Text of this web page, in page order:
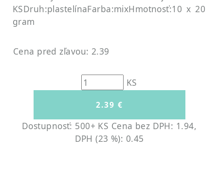
KSDruh:plastelínaFarba:mixHmotnosť:10 x 20
gram
Cena pred zľavou: 2.39
KS
Dostupnosť: 500+ KS Cena bez DPH: 1.94,
DPH (23 %): 0.45